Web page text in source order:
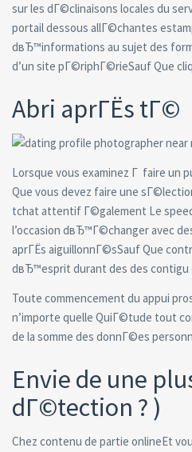
sur les dГ©clinaisons locales du
portail dessous allГ©chantes
dвЂ™informations au sujet des
d’un site pГ©riphГ©rieSauf Que
Abri aprГЁs tГ©
Lorsque vous examinez Г faire un
Que vous devez faire une
tchat attentif Г©galement Le
l’occasion dвЂ™Г©changer avec
aprГЁs aiguillonnГ©sSauf Que
dвЂ™esprit durant des des
Toute commencement du appui
n’importe quelle QuiГ©tude tout
de la somme des donnГ©es
Envie de une
dГ©tection ? )
Chez contenu de partie onlineEt